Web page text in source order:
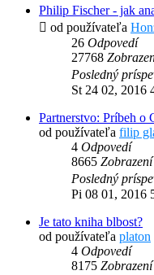
Philip Fischer - jak
od používateľa
26 Odpovedí
27768
Posledný
St 24 02, 2016
Partnerstvo: Príbeh o
od používateľa filip
4 Odpovedí
8665 Zobrazení
Posledný
Pi 08 01, 2016
Je tato kniha blbost?
od používateľa platon
4 Odpovedí
8175 Zobrazení